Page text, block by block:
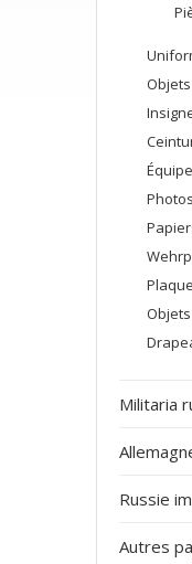
Objets
Militaria
Russie
Autres